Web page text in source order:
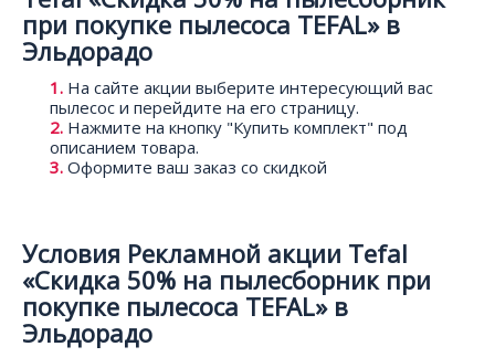
при покупке пылесоса TEFAL» в
Эльдорадо
На сайте акции выберите интересующий вас
пылесос и перейдите на его страницу.
Нажмите на кнопку "Купить комплект" под
описанием товара.
Оформите ваш заказ со скидкой
Условия Рекламной акции Tefal
«Скидка 50% на пылесборник при
покупке пылесоса TEFAL» в
Эльдорадо